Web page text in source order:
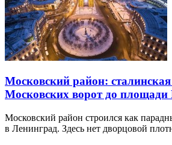
Московский район:
Московских ворот до
Московский район строился как
в Ленинград. Здесь нет дворцовой